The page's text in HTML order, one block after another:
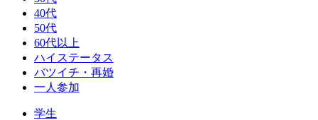
40代
50代
60代以上
ハイステータス
バツイチ・再婚
一人参加
学生